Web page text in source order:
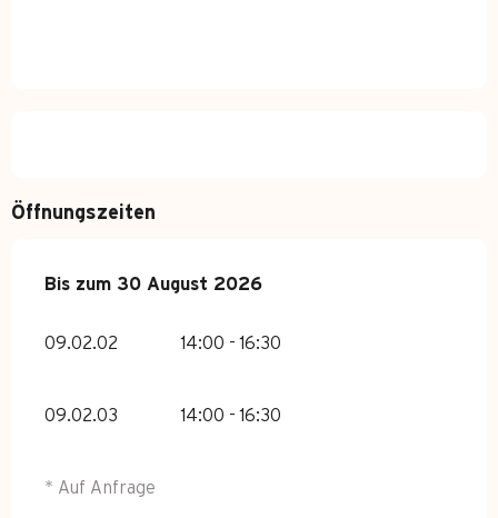
Öffnungszeiten
vom6 Juli 2026bis zum30 August 2026
Bis zum 30 August 2026
09.02.02 14:00 - 16:30
09.02.03 14:00 - 16:30
* Auf Anfrage